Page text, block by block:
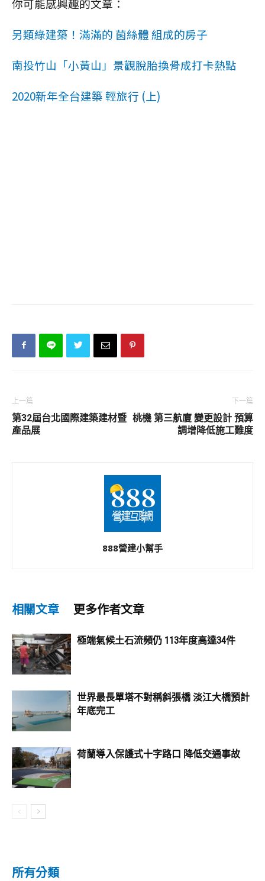
另類綠建築！滿滿的 菌絲體 組成的房子
南投竹山「小黃山」景觀脫胎換骨成打卡熱點
2020新年全台建築 輕旅行 (上)
上一篇
第32屆台北國際建築建材暨
產品展
下一篇
桃機 第三航廈 變更設計 預算
調增降低施工難度
888營建小幫手
相關文章 更多作者文章
極端氣候土石流頻仍 113年度高達34件
世界最長單塔不對稱斜張橋 淡江大橋預計
年底完工
荷蘭導入保護式十字路口 降低交通事故
所有分類